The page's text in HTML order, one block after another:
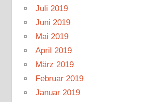
Juli 2019
Juni 2019
Mai 2019
April 2019
März 2019
Februar 2019
Januar 2019